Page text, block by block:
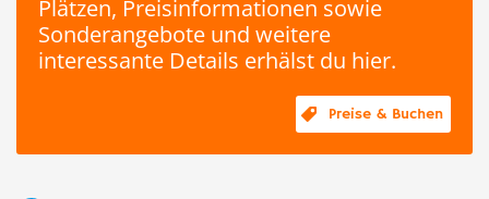
Plätzen, Preisinformationen sowie
Sonderangebote und weitere
interessante Details erhälst du hier.
Preise & Buchen